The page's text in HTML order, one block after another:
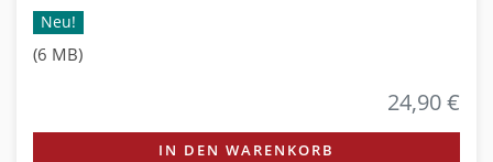
Neu!
(6 MB)
24,90 €
IN DEN WARENKORB